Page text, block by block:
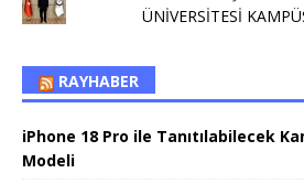
ÜNİVERSİTESİ
RAYHABER
iPhone 18 Pro ile Tanıtılabilecek
Modeli